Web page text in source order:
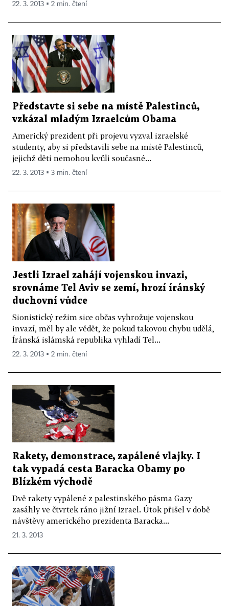
22. 3. 2013 ▪ 2 min. čtení
Představte si sebe na místě Palestinců,
vzkázal mladým Izraelcům Obama
Americký prezident při projevu vyzval izraelské
studenty, aby si představili sebe na místě Palestinců,
jejichž děti nemohou kvůli současné...
22. 3. 2013 ▪ 3 min. čtení
Jestli Izrael zahájí vojenskou invazi,
srovnáme Tel Aviv se zemí, hrozí íránský
duchovní vůdce
Sionistický režim sice občas vyhrožuje vojenskou
invazí, měl by ale vědět, že pokud takovou chybu udělá,
Íránská islámská republika vyhladí Tel...
22. 3. 2013 ▪ 2 min. čtení
Rakety, demonstrace, zapálené vlajky. I
tak vypadá cesta Baracka Obamy po
Blízkém východě
Dvě rakety vypálené z palestinského pásma Gazy
zasáhly ve čtvrtek ráno jižní Izrael. Útok přišel v době
návštěvy amerického prezidenta Baracka...
21. 3. 2013